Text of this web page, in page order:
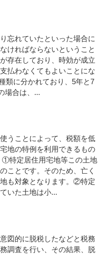
忘れていたといった場合に
ければならないということ
存在しており、時効が成立
払わなくてもよいことにな
類に分かれており、5年と7
場合は、...
うことによって、税額を低
地の特例を利用できるもの
①特定居住用宅地等この土地
ことです。そのため、亡く
も対象となります。②特定
いた土地は小...
図的に脱税したなどと税務
調査を行い、その結果、脱